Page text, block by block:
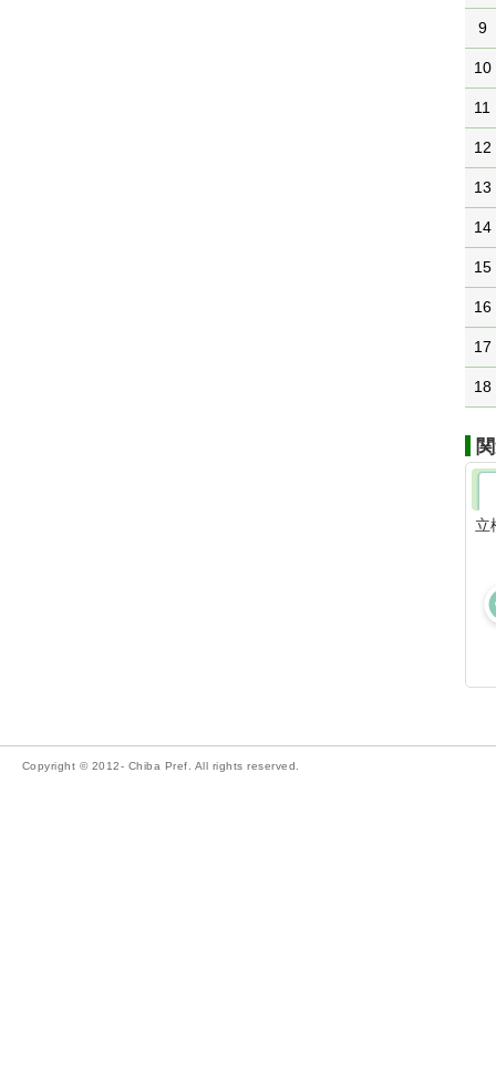
9
10
11
12
13
14
15
16
17
18
立
Copyright © 2012- Chiba Pref. All rights reserved.